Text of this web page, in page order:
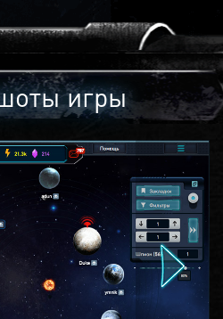
игры